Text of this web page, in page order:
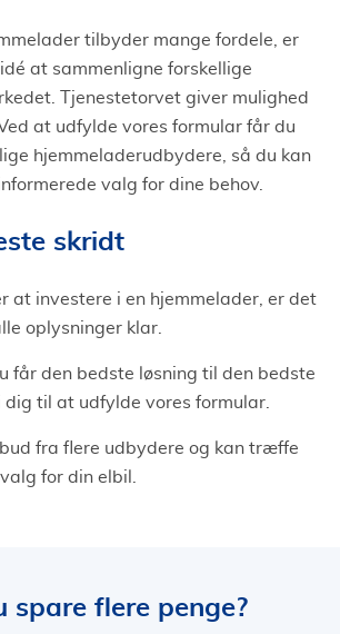
tilbyder mange fordele, er
at sammenligne forskellige
Tjenestetorvet giver mulighed
at udfylde vores formular får du
hjemmeladerudbydere, så du kan
valg for dine behov.
skridt
at investere i en hjemmelader, er det
oplysninger klar.
får den bedste løsning til den bedste
til at udfylde vores formular.
fra flere udbydere og kan træffe
for din elbil.
spare flere penge?